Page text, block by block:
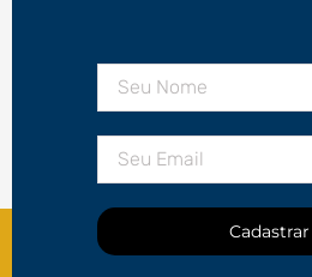
Cadastrar